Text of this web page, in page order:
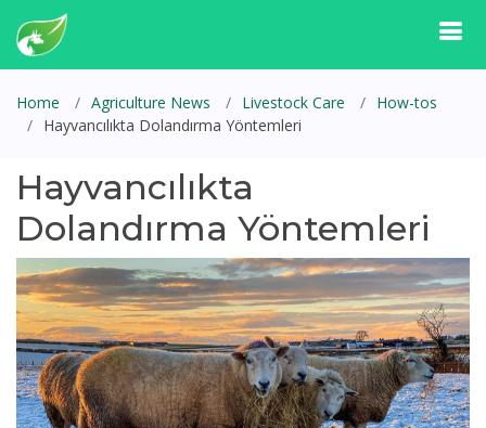
Home Agriculture News Livestock Care
How-tos
Hayvancılıkta Dolandırma Yöntemleri
Hayvancılıkta
Dolandırma Yöntemleri